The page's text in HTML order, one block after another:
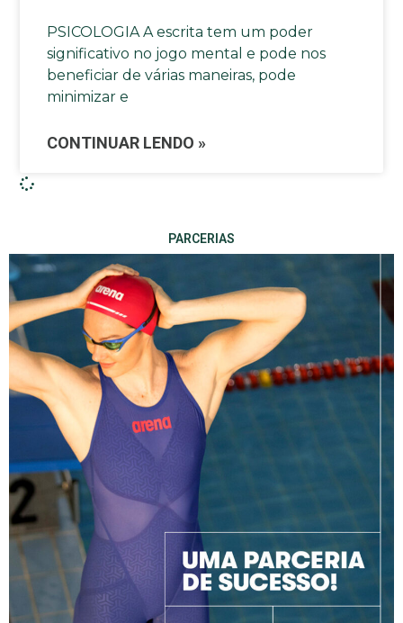
PSICOLOGIA A escrita tem um poder
significativo no jogo mental e pode nos
beneficiar de várias maneiras, pode
minimizar e
CONTINUAR LENDO »
PARCERIAS